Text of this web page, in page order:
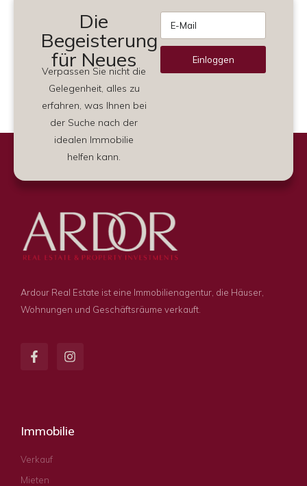
Die
Begeisterung
für Neues
Verpassen Sie nicht die
Gelegenheit, alles zu
erfahren, was Ihnen bei
der Suche nach der
idealen Immobilie
helfen kann.
Einloggen
Ardour Real Estate ist eine Immobilienagentur, die Häuser,
Wohnungen und Geschäftsräume verkauft.
Immobilie
Verkauf
Mieten